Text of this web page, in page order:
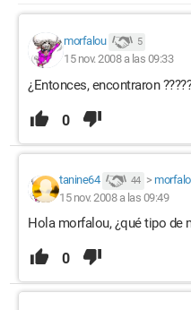
morfalou 5
15 nov. 2008 a las 09:33
¿Entonces, encontraron
0
tanine64 44 >
15 nov. 2008 a las 09:49
Hola morfalou, ¿qué tipo de
0